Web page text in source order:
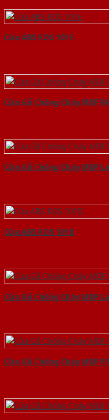
Cửa ABS KOS 101E
Cửa Gỗ Chống Cháy MDF
Cửa Gỗ Chống Cháy MDF
Cửa ABS KOS 101D
Cửa Gỗ Chống Cháy MDF
Cửa Gỗ Chống Cháy MDF